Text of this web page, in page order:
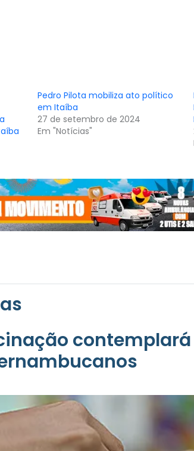
Pedro Pilota mobiliza ato político
em Itaíba
27 de setembro de 2024
Em "Notícias"
contemplará